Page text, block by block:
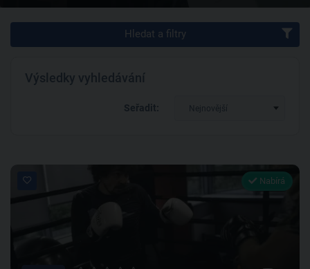
Hledat a filtry
Výsledky vyhledávání
Seřadit: Nejnovější
Nabírá